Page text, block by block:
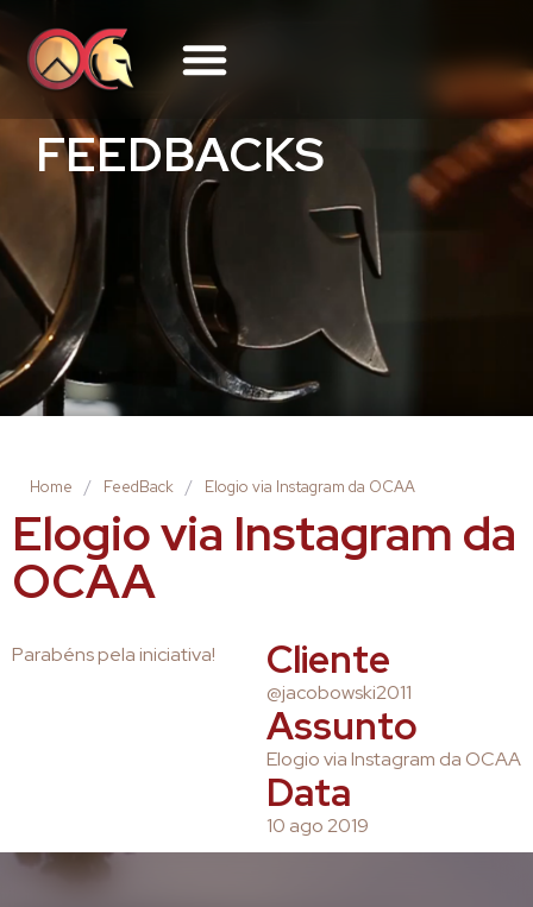
FEEDBACKS
Home / FeedBack / Elogio via Instagram da OCAA
Elogio via Instagram da
OCAA
Parabéns pela iniciativa! Cliente
@jacobowski2011
Assunto
Elogio via Instagram da OCAA
Data
10 ago 2019